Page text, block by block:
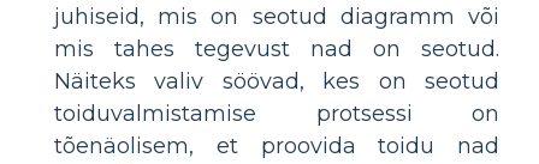
juhiseid, mis on seotud diagramm või
mis tahes tegevust nad on seotud.
Näiteks valiv söövad, kes on seotud
toiduvalmistamise protsessi on
tõenäolisem, et proovida toidu nad